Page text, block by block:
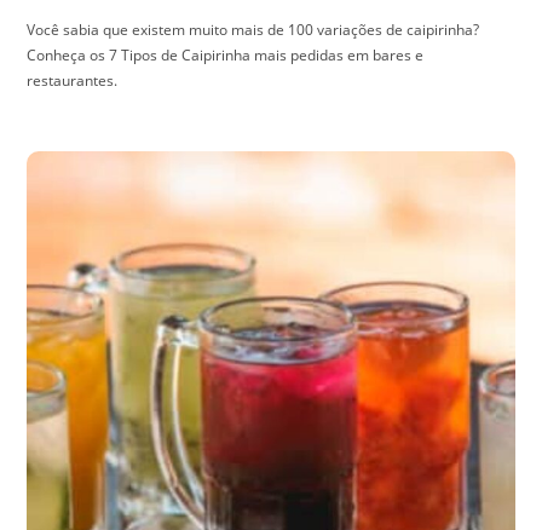
Você sabia que existem muito mais de 100 variações de caipirinha?
Conheça os 7 Tipos de Caipirinha mais pedidas em bares e
restaurantes.